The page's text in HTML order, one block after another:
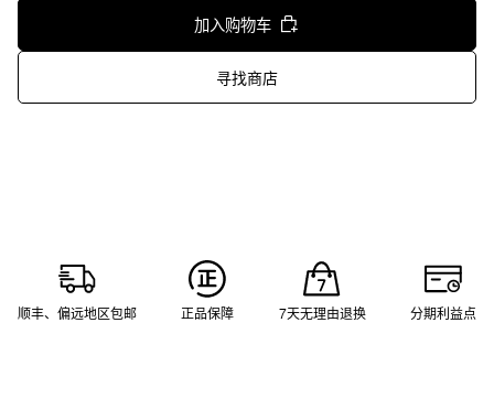
加入购物车
寻找商店
顺丰、偏远地区包邮 正品保障 7天无理由退换 分期利益点